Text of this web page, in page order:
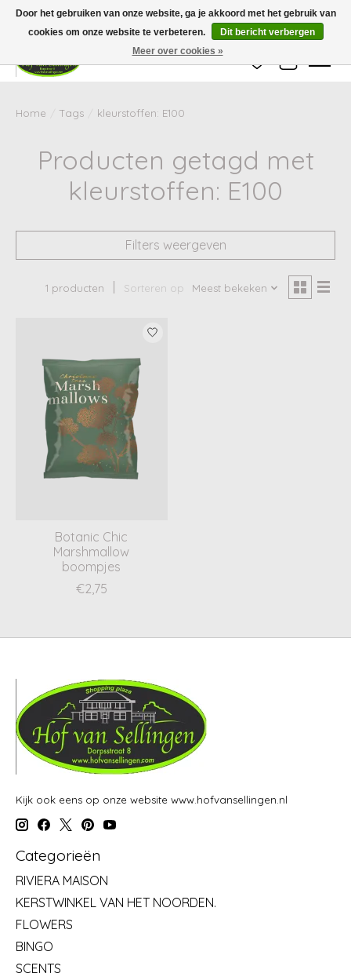
Wij zijn gesloten van 24 december tot en met 25 januari. Houd er rekening mee
dat de levertijd van uw bestelling in deze periode langer kan zijn dan
gebruikelijk.
Verlanglijst
Home Tags kleurstoffen: E100
Producten getagd met
kleurstoffen: E100
Filters weergeven
1 producten Sorteren op Meest bekeken
Botanic Chic
Marshmallow
boompjes
€2,75
Kijk ook eens op onze website www.hofvansellingen.nl
Categorieën
RIVIERA MAISON
KERSTWINKEL VAN HET NOORDEN.
FLOWERS
BINGO
SCENTS
Door het gebruiken van onze website, ga je akkoord met het gebruik van
cookies om onze website te verbeteren.
Dit bericht verbergen
Meer over cookies »